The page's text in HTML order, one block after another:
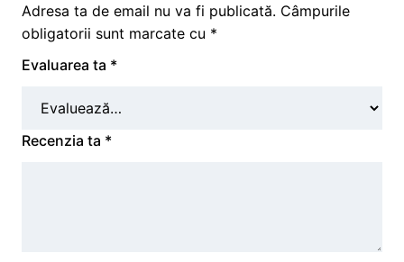
Adresa ta de email nu va fi publicată. Câmpurile
obligatorii sunt marcate cu *
Evaluarea ta *
Recenzia ta *